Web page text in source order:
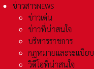
ข่าวสารNEWS
ข่าวเด่น
ข่าวที่น่าสนใจ
บริหารราชการ
กฏหมายและระเเบียบ
วิดีโอที่น่าสนใจ